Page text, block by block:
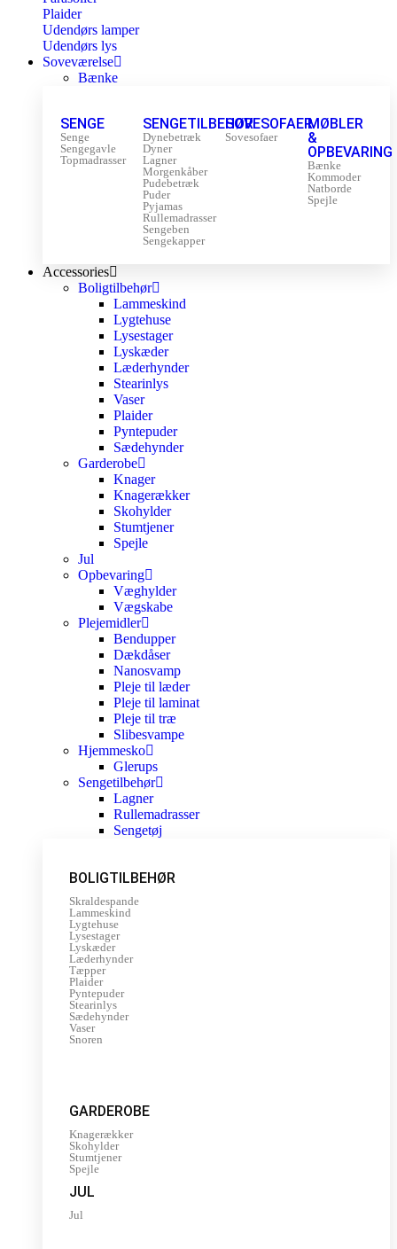
Plaider
Udendørs lamper
Udendørs lys
Soveværelse
Bænke
SENGE
Senge
Sengegavle
Topmadrasser
SENGETILBEHØR
Dynebetræk
Dyner
Lagner
Morgenkåber
Pudebetræk
Puder
Pyjamas
Rullemadrasser
Sengeben
Sengekapper
SOVESOFAER
Sovesofaer
MØBLER
&
OPBEVARING
Bænke
Kommoder
Natborde
Spejle
Accessories
Boligtilbehør
Lammeskind
Lygtehuse
Lysestager
Lyskæder
Læderhynder
Stearinlys
Vaser
Plaider
Pyntepuder
Sædehynder
Garderobe
Knager
Knagerækker
Skohylder
Stumtjener
Spejle
Jul
Opbevaring
Væghylder
Vægskabe
Plejemidler
Bendupper
Dækdåser
Nanosvamp
Pleje til læder
Pleje til laminat
Pleje til træ
Slibesvampe
Hjemmesko
Glerups
Sengetilbehør
Lagner
Rullemadrasser
Sengetøj
BOLIGTILBEHØR
Skraldespande
Lammeskind
Lygtehuse
Lysestager
Lyskæder
Læderhynder
Tæpper
Plaider
Pyntepuder
Stearinlys
Sædehynder
Vaser
Snoren
GARDEROBE
Knagerækker
Skohylder
Stumtjener
Spejle
JUL
Jul